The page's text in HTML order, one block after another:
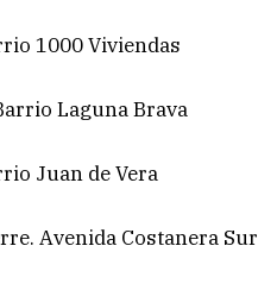
1000 Viviendas
Laguna Brava
Juan de Vera
Avenida Costanera Sur